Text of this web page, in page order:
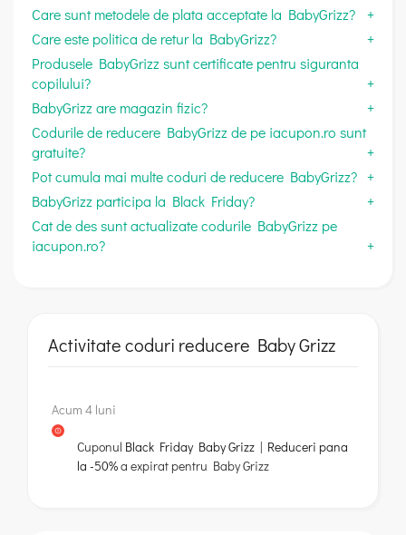
Care sunt metodele de plata acceptate la BabyGrizz?
Care este politica de retur la BabyGrizz?
Produsele BabyGrizz sunt certificate pentru siguranta
copilului?
BabyGrizz are magazin fizic?
Codurile de reducere BabyGrizz de pe iacupon.ro sunt
gratuite?
Pot cumula mai multe coduri de reducere BabyGrizz?
BabyGrizz participa la Black Friday?
Cat de des sunt actualizate codurile BabyGrizz pe
iacupon.ro?
Activitate coduri reducere Baby Grizz
Acum 4 luni
Cuponul Black Friday Baby Grizz | Reduceri pana
la -50%a expirat pentru Baby Grizz